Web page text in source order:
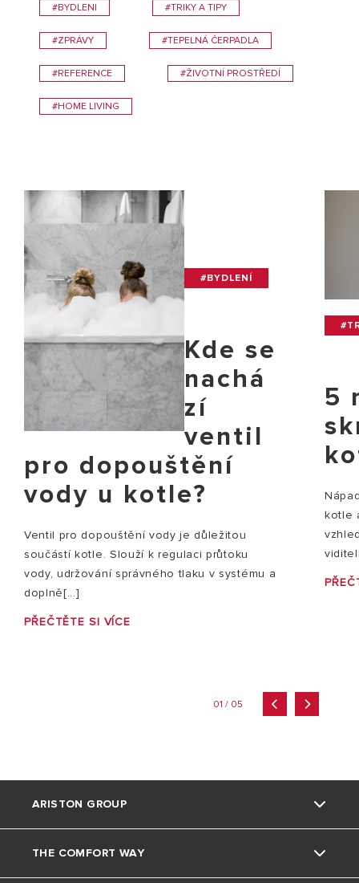
#BYDLENI #TRIKY A TIPY
#ZPRÁVY #TEPELNÁ ČERPADLA
#REFERENCE #ŽIVOTNÍ PROSTŘEDÍ
#HOME LIVING
#BYDLENÍ
Kde se
nachá
zí
ventil
pro dopouštění
vody u kotle?
Ventil pro dopouštění vody je důležitou
součástí kotle. Slouží k regulaci průtoku
vody, udržování správného tlaku v systému a
doplně[...]
PŘEČTĚTE SI VÍCE
5
kotle
01 / 05
ARISTON GROUP
Kdo jsme
THE COMFORT WAY